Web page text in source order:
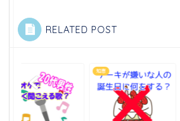
RELATED POST
知恵